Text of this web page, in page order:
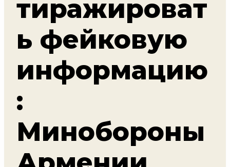
тиражироват
ь фейковую
информацию
:
Минобороны